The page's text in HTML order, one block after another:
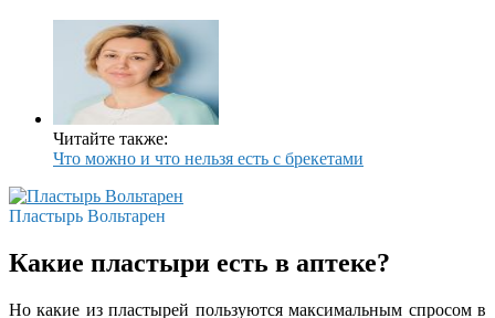
Читайте также:
Что можно и что нельзя есть с брекетами
Пластырь Вольтарен
Какие пластыри есть в аптеке?
Но какие из пластырей пользуются максимальным спросом в